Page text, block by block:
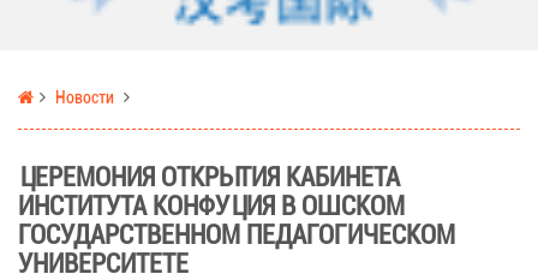
Новости
ЦЕРЕМОНИЯ ОТКРЫТИЯ КАБИНЕТА
ИНСТИТУТА КОНФУЦИЯ В ОШСКОМ
ГОСУДАРСТВЕННОМ ПЕДАГОГИЧЕСКОМ
УНИВЕРСИТЕТЕ